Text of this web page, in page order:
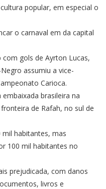
popular, em especial o
o carnaval em da capital
gols de Ayrton Lucas,
assumiu a vice-
Carioca.
brasileira na
de Rafah, no sul de
mil habitantes, mas
100 mil habitantes no
prejudicada, com danos
livros e